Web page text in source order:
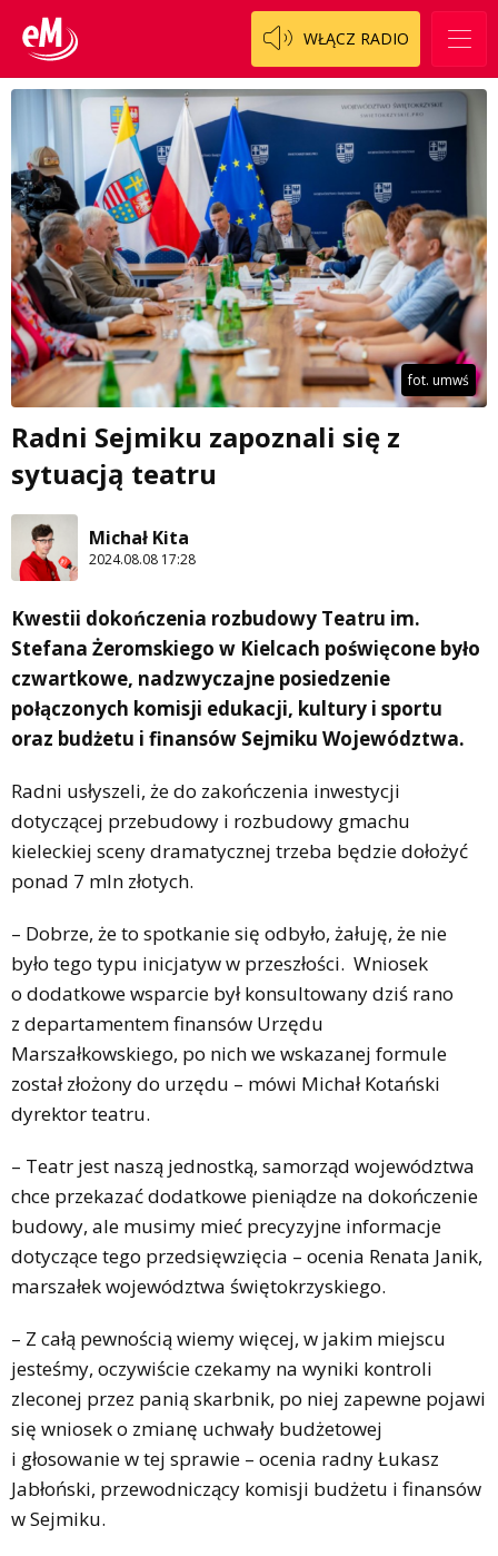
WŁĄCZ RADIO
fot. umwś
Radni Sejmiku zapoznali się z
sytuacją teatru
Michał Kita
2024.08.08 17:28
Kwestii dokończenia rozbudowy Teatru im.
Stefana Żeromskiego w Kielcach poświęcone było
czwartkowe, nadzwyczajne posiedzenie
połączonych komisji edukacji, kultury i sportu
oraz budżetu i finansów Sejmiku Województwa.
Radni usłyszeli, że do zakończenia inwestycji
dotyczącej przebudowy i rozbudowy gmachu
kieleckiej sceny dramatycznej trzeba będzie dołożyć
ponad 7 mln złotych.
– Dobrze, że to spotkanie się odbyło, żałuję, że nie
było tego typu inicjatyw w przeszłości. Wniosek
o dodatkowe wsparcie był konsultowany dziś rano
z departamentem finansów Urzędu
Marszałkowskiego, po nich we wskazanej formule
został złożony do urzędu – mówi Michał Kotański
dyrektor teatru.
– Teatr jest naszą jednostką, samorząd województwa
chce przekazać dodatkowe pieniądze na dokończenie
budowy, ale musimy mieć precyzyjne informacje
dotyczące tego przedsięwzięcia – ocenia Renata Janik,
marszałek województwa świętokrzyskiego.
– Z całą pewnością wiemy więcej, w jakim miejscu
jesteśmy, oczywiście czekamy na wyniki kontroli
zleconej przez panią skarbnik, po niej zapewne pojawi
się wniosek o zmianę uchwały budżetowej
i głosowanie w tej sprawie – ocenia radny Łukasz
Jabłoński, przewodniczący komisji budżetu i finansów
w Sejmiku.